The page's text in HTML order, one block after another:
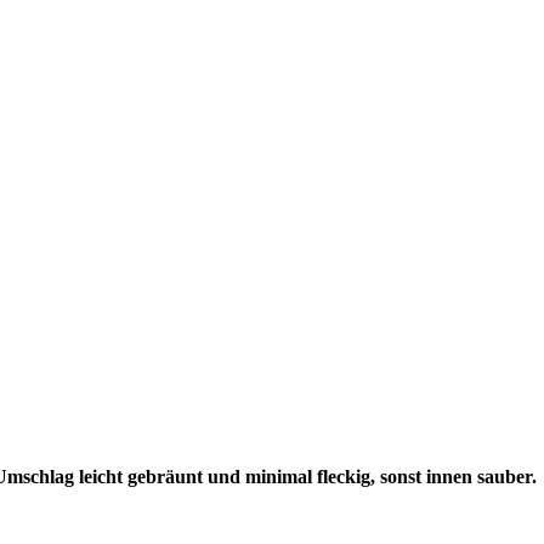
leicht gebräunt und minimal fleckig, sonst innen sauber.